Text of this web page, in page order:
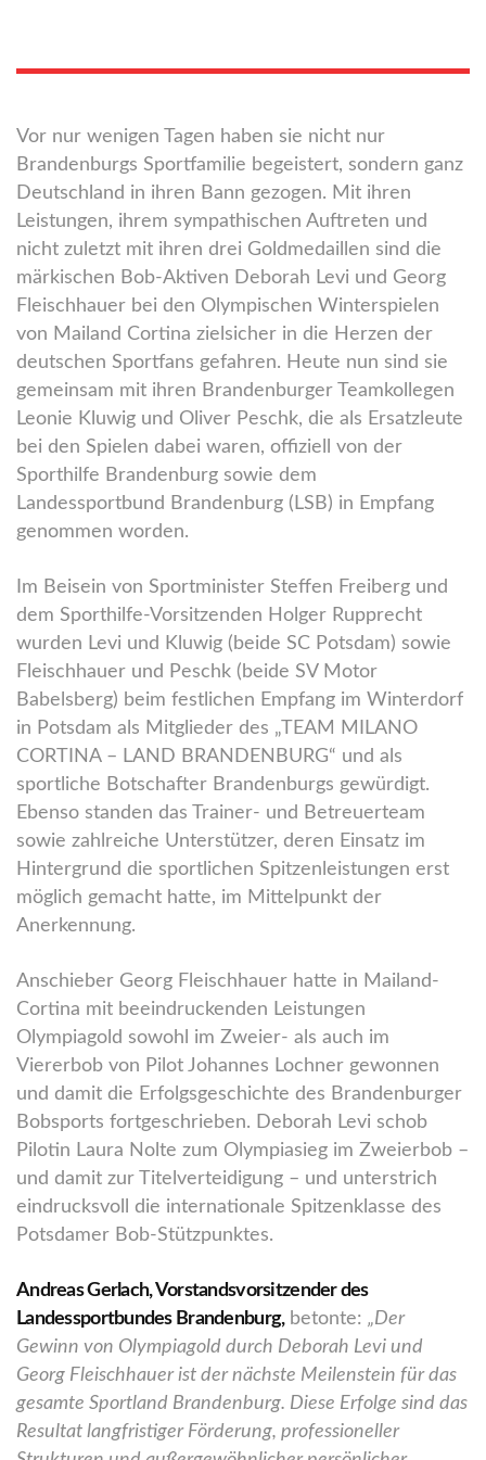
Vor nur wenigen Tagen haben sie nicht nur
Brandenburgs Sportfamilie begeistert, sondern ganz
Deutschland in ihren Bann gezogen. Mit ihren
Leistungen, ihrem sympathischen Auftreten und
nicht zuletzt mit ihren drei Goldmedaillen sind die
märkischen Bob-Aktiven Deborah Levi und Georg
Fleischhauer bei den Olympischen Winterspielen
von Mailand Cortina zielsicher in die Herzen der
deutschen Sportfans gefahren. Heute nun sind sie
gemeinsam mit ihren Brandenburger Teamkollegen
Leonie Kluwig und Oliver Peschk, die als Ersatzleute
bei den Spielen dabei waren, offiziell von der
Sporthilfe Brandenburg sowie dem
Landessportbund Brandenburg (LSB) in Empfang
genommen worden.
Im Beisein von Sportminister Steffen Freiberg und
dem Sporthilfe-Vorsitzenden Holger Rupprecht
wurden Levi und Kluwig (beide SC Potsdam) sowie
Fleischhauer und Peschk (beide SV Motor
Babelsberg) beim festlichen Empfang im Winterdorf
in Potsdam als Mitglieder des „TEAM MILANO
CORTINA – LAND BRANDENBURG“ und als
sportliche Botschafter Brandenburgs gewürdigt.
Ebenso standen das Trainer- und Betreuerteam
sowie zahlreiche Unterstützer, deren Einsatz im
Hintergrund die sportlichen Spitzenleistungen erst
möglich gemacht hatte, im Mittelpunkt der
Anerkennung.
Anschieber Georg Fleischhauer hatte in Mailand-
Cortina mit beeindruckenden Leistungen
Olympiagold sowohl im Zweier- als auch im
Viererbob von Pilot Johannes Lochner gewonnen
und damit die Erfolgsgeschichte des Brandenburger
Bobsports fortgeschrieben. Deborah Levi schob
Pilotin Laura Nolte zum Olympiasieg im Zweierbob –
und damit zur Titelverteidigung – und unterstrich
eindrucksvoll die internationale Spitzenklasse des
Potsdamer Bob-Stützpunktes.
Andreas Gerlach, Vorstandsvorsitzender des
Landessportbundes Brandenburg,betonte:„Der
Gewinn von Olympiagold durch Deborah Levi und
Georg Fleischhauer ist der nächste Meilenstein für das
gesamte Sportland Brandenburg. Diese Erfolge sind das
Resultat langfristiger Förderung, professioneller